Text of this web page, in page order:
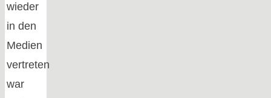
wieder
in den
Medien
vertreten
war